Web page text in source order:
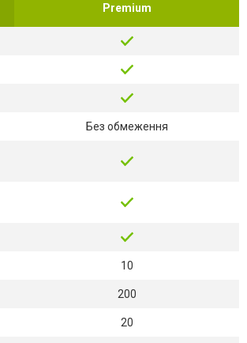
Premium
Без обмеження
10
200
20